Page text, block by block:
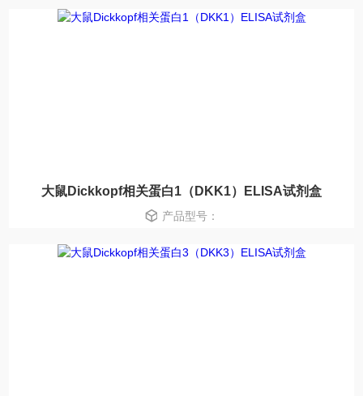
大鼠Dickkopf相关蛋白1（DKK1）ELISA试剂盒
产品型号：